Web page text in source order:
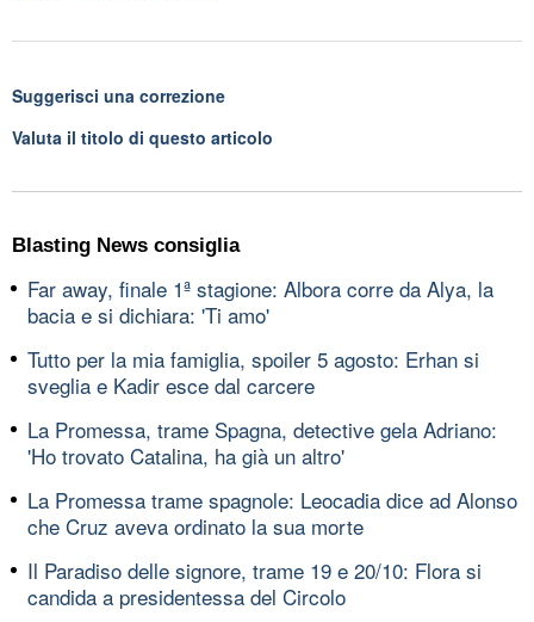
Suggerisci una correzione
Valuta il titolo di questo articolo
Blasting News consiglia
Far away, finale 1ª stagione: Albora corre da Alya, la
bacia e si dichiara: 'Ti amo'
Tutto per la mia famiglia, spoiler 5 agosto: Erhan si
sveglia e Kadir esce dal carcere
La Promessa, trame Spagna, detective gela Adriano:
'Ho trovato Catalina, ha già un altro'
La Promessa trame spagnole: Leocadia dice ad Alonso
che Cruz aveva ordinato la sua morte
Il Paradiso delle signore, trame 19 e 20/10: Flora si
candida a presidentessa del Circolo